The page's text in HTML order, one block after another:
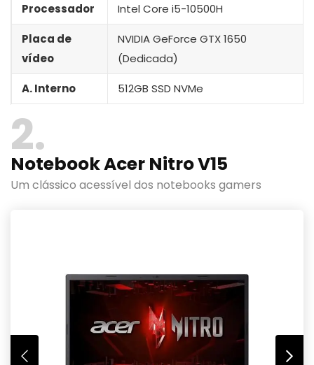
Processador Intel Core i5-10500H
Placa de
vídeo
NVIDIA GeForce GTX 1650
(Dedicada)
A. Interno 512GB SSD NVMe
2
Notebook Acer Nitro V15
Um clássico acessível dos notebooks gamers